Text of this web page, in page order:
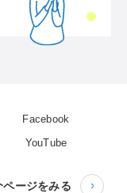
Facebook
YouTube
ページをみる